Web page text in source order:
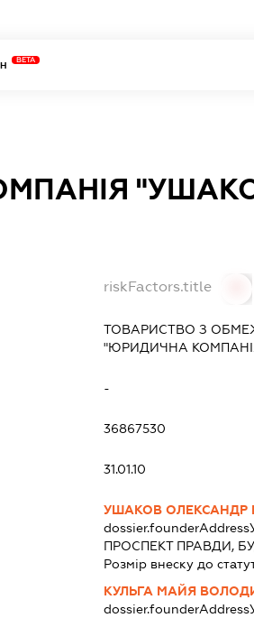
BETA
riskFactors.title
ТОВАРИСТВО З
"ЮРИДИЧНА
-
36867530
31.01.10
УШАКОВ ОЛЕКСАНДР
dossier.founderAddress
ПРОСПЕКТ ПРАВДИ,
Розмір внеску до
КУЛЬГА МАЙЯ
dossier.founderAddress